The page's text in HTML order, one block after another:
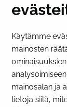
Käytämme
mainosten
mainosalan ja
tietoja siitä,